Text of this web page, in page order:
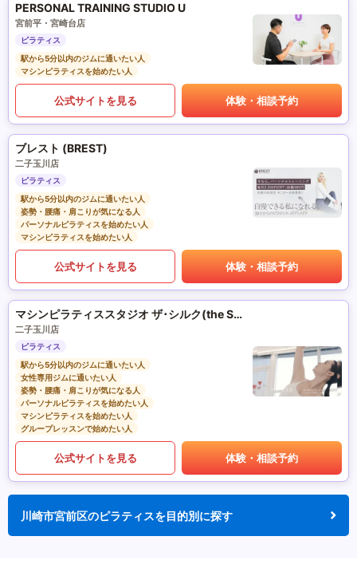
PERSONAL TRAINING STUDIO U
宮前平・宮崎台店
ピラティス
駅から5分以内のジムに通いたい人
マシンピラティスを始めたい人
公式サイトを見る 体験・相談予約
ブレスト (BREST)
二子玉川店
ピラティス
駅から5分以内のジムに通いたい人
姿勢・腰痛・肩こりが気になる人
パーソナルピラティスを始めたい人
マシンピラティスを始めたい人
公式サイトを見る 体験・相談予約
マシンピラティススタジオ ザ･シルク(the SILK)
二子玉川店
ピラティス
駅から5分以内のジムに通いたい人
女性専用ジムに通いたい人
姿勢・腰痛・肩こりが気になる人
パーソナルピラティスを始めたい人
マシンピラティスを始めたい人
グループレッスンで始めたい人
公式サイトを見る 体験・相談予約
川崎市宮前区のピラティスを目的別に探す